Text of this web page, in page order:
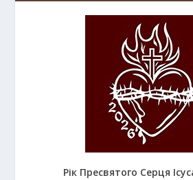
Рік Пресвятого Серця